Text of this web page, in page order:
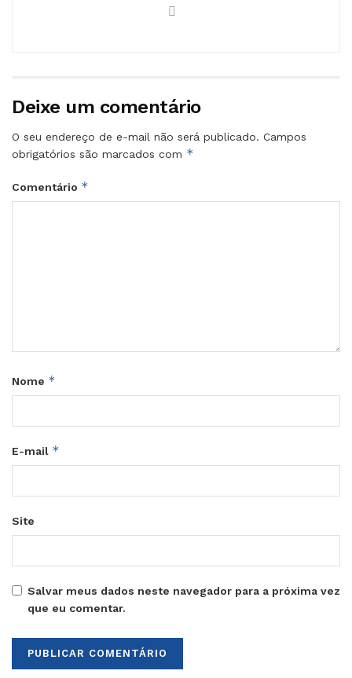
Deixe um comentário
O seu endereço de e-mail não será publicado. Campos
obrigatórios são marcados com *
Comentário *
Nome *
E-mail *
Site
Salvar meus dados neste navegador para a próxima vez
que eu comentar.